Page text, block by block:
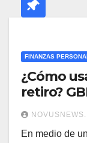
FINANZAS
¿Cómo
retiro?
En medio de